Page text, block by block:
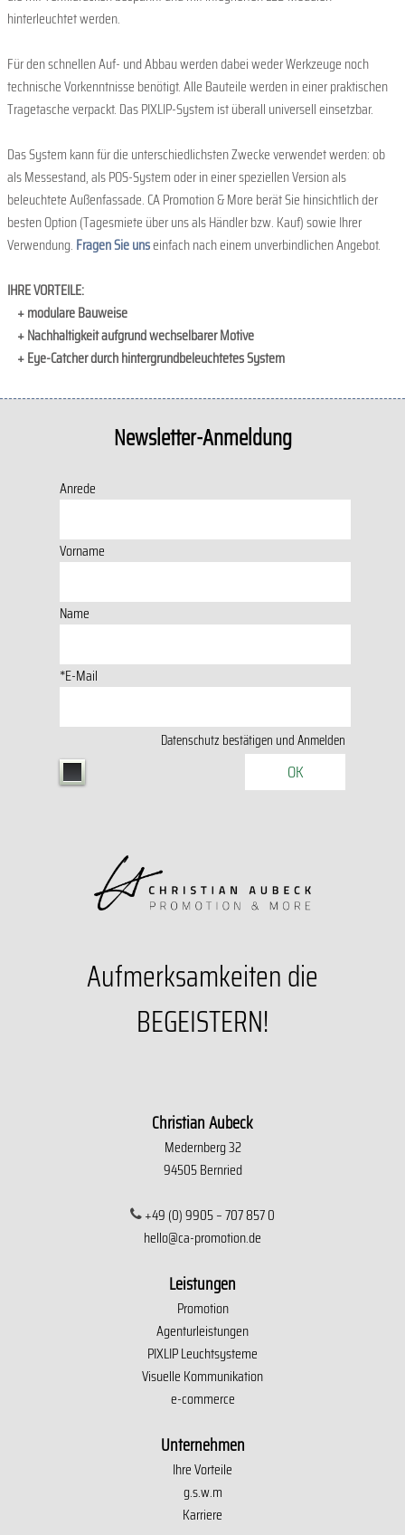
hinterleuchtet werden.
Für den schnellen Auf- und Abbau werden dabei weder Werkzeuge noch
technische Vorkenntnisse benötigt. Alle Bauteile werden in einer praktischen
Tragetasche verpackt. Das PIXLIP-System ist überall universell einsetzbar.
Das System kann für die unterschiedlichsten Zwecke verwendet werden: ob
als Messestand, als POS-System oder in einer speziellen Version als
beleuchtete Außenfassade. CA Promotion & More berät Sie hinsichtlich der
besten Option (Tagesmiete über uns als Händler bzw. Kauf) sowie Ihrer
Verwendung. Fragen Sie unseinfach nach einem unverbindlichen Angebot.
IHRE VORTEILE:
+ modulare Bauweise
+ Nachhaltigkeit aufgrund wechselbarer Motive
+ Eye-Catcher durch hintergrundbeleuchtetes System
Newsletter-Anmeldung
Anrede
Vorname
Name
*E-Mail
Datenschutz bestätigen und Anmelden
OK
Aufmerksamkeiten die
BEGEISTERN!
Christian Aubeck
Medernberg 32
94505 Bernried
+49 (0) 9905 – 707 857 0
hello@ca-promotion.de
Leistungen
Promotion
Agenturleistungen
PIXLIP Leuchtsysteme
Visuelle Kommunikation
e-commerce
Unternehmen
Ihre Vorteile
g.s.w.m
Karriere